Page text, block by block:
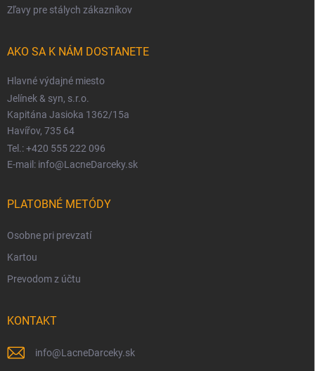
Zľavy pre stálych zákazníkov
AKO SA K NÁM DOSTANETE
Hlavné výdajné miesto
Jelínek & syn, s.r.o.
Kapitána Jasioka 1362/15a
Havířov, 735 64
Tel.: +420 555 222 096
E-mail: info@LacneDarceky.sk
PLATOBNÉ METÓDY
Osobne pri prevzatí
Kartou
Prevodom z účtu
KONTAKT
info@LacneDarceky.sk